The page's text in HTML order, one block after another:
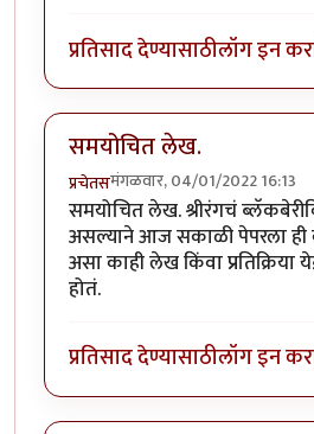
प्रतिसाद देण्यासाठीलॉग इन
समयोचित लेख.
प्रचेतसमंगळवार, 04/01/2022 16:13
समयोचित लेख. श्रीरंगचं
असल्याने आज सकाळी पेपरला ही
असा काही लेख किंवा
होतं.
प्रतिसाद देण्यासाठीलॉग इन